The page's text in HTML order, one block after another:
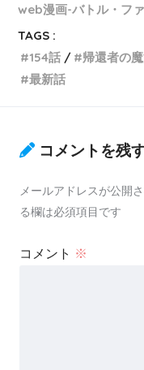
web漫画-バトル・フ
TAGS :
154話
帰還者の
最新話
コメントを残
メールアドレスが公開
る欄は必須項目です
コメント ※